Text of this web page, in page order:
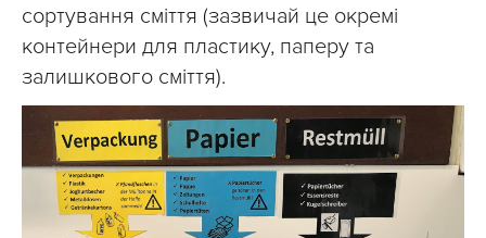
сортування сміття (зазвичай це окремі
контейнери для пластику, паперу та
залишкового сміття).